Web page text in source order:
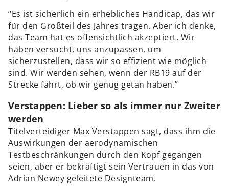
“Es ist sicherlich ein erhebliches Handicap, das wir
für den Großteil des Jahres tragen. Aber ich denke,
das Team hat es offensichtlich akzeptiert. Wir
haben versucht, uns anzupassen, um
sicherzustellen, dass wir so effizient wie möglich
sind. Wir werden sehen, wenn der RB19 auf der
Strecke fährt, ob wir genug getan haben.”
Verstappen: Lieber so als immer nur Zweiter
werden
Titelverteidiger Max Verstappen sagt, dass ihm die
Auswirkungen der aerodynamischen
Testbeschränkungen durch den Kopf gegangen
seien, aber er bekräftigt sein Vertrauen in das von
Adrian Newey geleitete Designteam.